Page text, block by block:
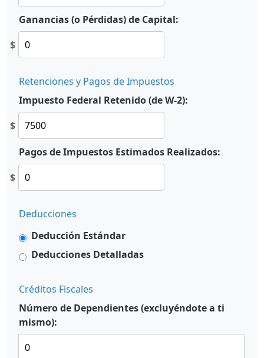
Ganancias (o Pérdidas) de Capital:
$
Retenciones y Pagos de Impuestos
Impuesto Federal Retenido (de W-2):
$
Pagos de Impuestos Estimados Realizados:
$
Deducciones
Deducción Estándar
Deducciones Detalladas
Créditos Fiscales
Número de Dependientes (excluyéndote a ti
mismo):